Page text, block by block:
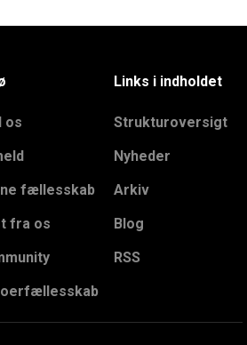
os
fællesskab
fra os
Links i indholdet
Strukturoversigt
Nyheder
Arkiv
Blog
RSS